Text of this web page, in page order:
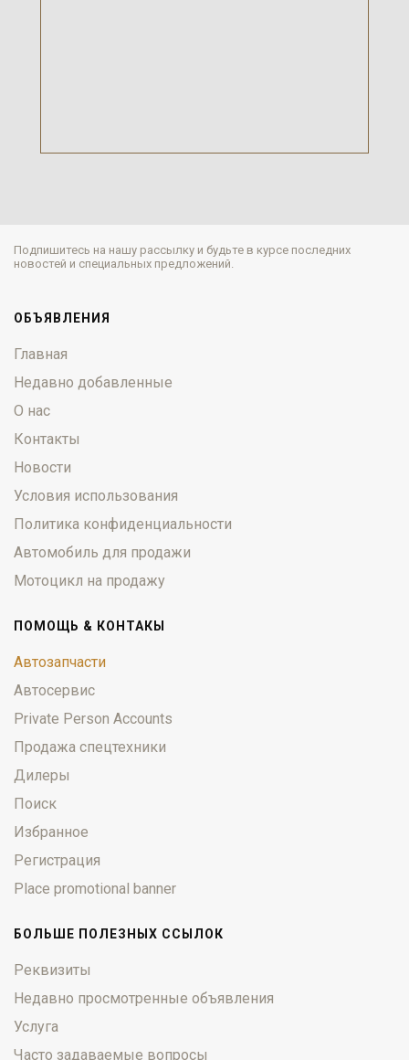
Подпишитесь на нашу рассылку и будьте в курсе последних
новостей и специальных предложений.
ОБЪЯВЛЕНИЯ
Главная
Недавно добавленные
О нас
Контакты
Новости
Условия использования
Политика конфиденциальности
Автомобиль для продажи
Мотоцикл на продажу
ПОМОЩЬ & КОНТАКЫ
Автозапчасти
Автосервис
Private Person Accounts
Продажа спецтехники
Дилеры
Поиск
Избранное
Регистрация
Place promotional banner
БОЛЬШЕ ПОЛЕЗНЫХ ССЫЛОК
Реквизиты
Недавно просмотренные объявления
Услуга
Часто задаваемые вопросы